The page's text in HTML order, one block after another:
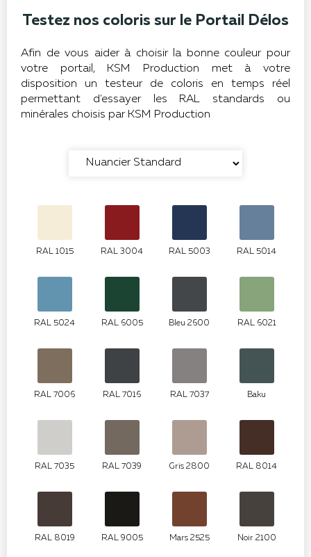
Testez nos coloris sur le Portail Délos
Afin de vous aider à choisir la bonne couleur pour
votre portail, KSM Production met à votre
disposition un testeur de coloris en temps réel
permettant d'essayer les RAL standards ou
minérales choisis par KSM Production
RAL 1015 RAL 3004 RAL 5003 RAL 5014
RAL 5024 RAL 6005 Bleu 2600 RAL 6021
RAL 7006 RAL 7016 RAL 7037 Baku
RAL 7035 RAL 7039 Gris 2800 RAL 8014
RAL 8019 RAL 9005 Mars 2525 Noir 2100